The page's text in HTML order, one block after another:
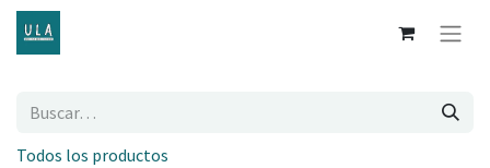
Todos los productos